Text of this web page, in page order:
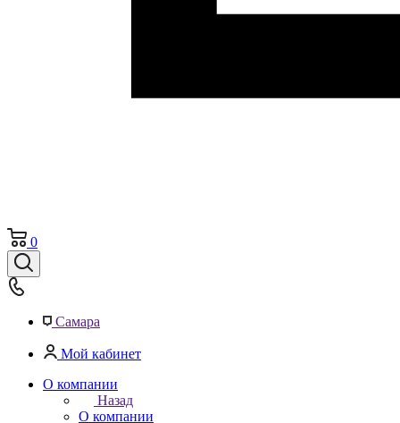
0
Самара
Мой кабинет
О компании
Назад
О компании